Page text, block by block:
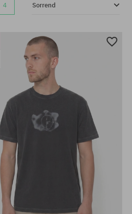
4 Sorrend